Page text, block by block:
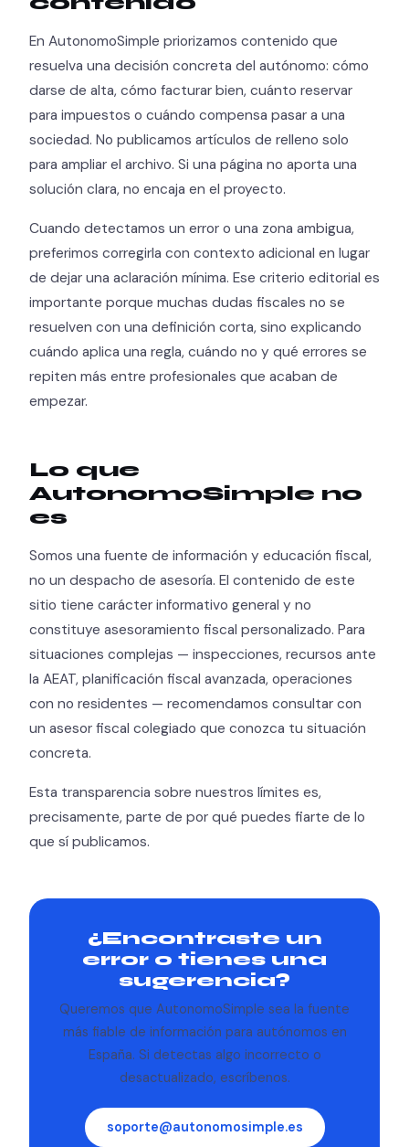
En AutonomoSimple priorizamos contenido que
resuelva una decisión concreta del autónomo: cómo
darse de alta, cómo facturar bien, cuánto reservar
para impuestos o cuándo compensa pasar a una
sociedad. No publicamos artículos de relleno solo
para ampliar el archivo. Si una página no aporta una
solución clara, no encaja en el proyecto.
Cuando detectamos un error o una zona ambigua,
preferimos corregirla con contexto adicional en lugar
de dejar una aclaración mínima. Ese criterio editorial es
importante porque muchas dudas fiscales no se
resuelven con una definición corta, sino explicando
cuándo aplica una regla, cuándo no y qué errores se
repiten más entre profesionales que acaban de
empezar.
Lo que
AutonomoSimple no
es
Somos una fuente de información y educación fiscal,
no un despacho de asesoría. El contenido de este
sitio tiene carácter informativo general y no
constituye asesoramiento fiscal personalizado. Para
situaciones complejas — inspecciones, recursos ante
la AEAT, planificación fiscal avanzada, operaciones
con no residentes — recomendamos consultar con
un asesor fiscal colegiado que conozca tu situación
concreta.
Esta transparencia sobre nuestros límites es,
precisamente, parte de por qué puedes fiarte de lo
que sí publicamos.
¿Encontraste un
error o tienes una
sugerencia?
Queremos que AutonomoSimple sea la fuente
más fiable de información para autónomos en
España. Si detectas algo incorrecto o
desactualizado, escríbenos.
soporte@autonomosimple.es